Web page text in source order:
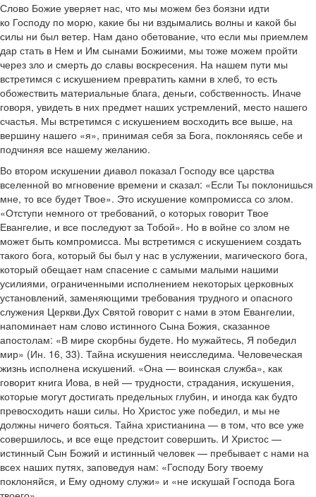
Слово Божие уверяет нас, что мы можем без боязни идти
ко Господу по морю, какие бы ни вздымались волны и какой бы
силы ни был ветер. Нам дано обетование, что если мы приемлем
дар стать в Нем и Им сынами Божиими, мы тоже можем пройти
через зло и смерть до славы воскресения. На нашем пути мы
встретимся с искушением превратить камни в хлеб, то есть
обожествить материальные блага, деньги, собственность. Иначе
говоря, увидеть в них предмет наших устремлений, место нашего
счастья. Мы встретимся с искушением восходить все выше, на
вершину нашего «я», принимая себя за Бога, поклоняясь себе и
подчиняя все нашему желанию.
Во втором искушении диавол показал Господу все царства
вселенной во мгновение времени и сказал: «Если Ты поклонишься
мне, то все будет Твое». Это искушение компромисса со злом.
«Отступи немного от требований, о которых говорит Твое
Евангелие, и все последуют за Тобой». Но в войне со злом не
может быть компромисса. Мы встретимся с искушением создать
такого бога, который бы был у нас в услужении, магического бога,
который обещает нам спасение с самыми малыми нашими
усилиями, ограниченными исполнением некоторых церковных
установлений, заменяющими требования трудного и опасного
служения Церкви.Дух Святой говорит с нами в этом Евангелии,
напоминает нам слово истинного Сына Божия, сказанное
апостолам: «В мире скорбны будете. Но мужайтесь, Я победил
мир» (Ин. 16, 33). Тайна искушения неисследима. Человеческая
жизнь исполнена искушений. «Она — воинская служба», как
говорит книга Иова, в ней — трудности, страдания, искушения,
которые могут достигать предельных глубин, и иногда как будто
превосходить наши силы. Но Христос уже победил, и мы не
должны ничего бояться. Тайна христианина — в том, что все уже
совершилось, и все еще предстоит совершить. И Христос —
истинный Сын Божий и истинный человек — пребывает с нами на
всех наших путях, заповедуя нам: «Господу Богу твоему
поклоняйся, и Ему одному служи» и «не искушай Господа Бога